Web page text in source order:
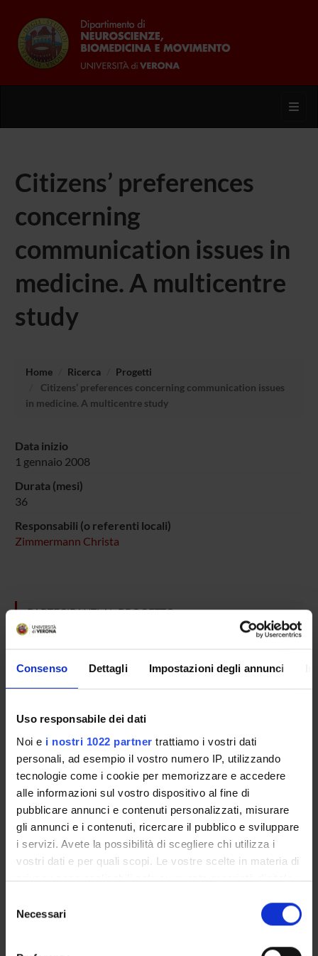
Consenso Dettagli Impostazioni degli annunci
Uso responsabile dei dati
Noi e i nostri 1022 partner trattiamo i vostri dati
personali, ad esempio il vostro numero IP, utilizzando
tecnologie come i cookie per memorizzare e accedere
alle informazioni sul vostro dispositivo al fine di
pubblicare annunci e contenuti personalizzati, misurare
gli annunci e i contenuti, ricercare il pubblico e sviluppare
i servizi. Avete la possibilità di scegliere chi utilizza i
vostri dati e per quali scopi. Le vostre scelte in materia di
privacy sono applicabili solo su questa proprietà digitale
modificare o revocare il proprio consenso in qualsiasi
momento dalla Dichiarazione sui cookie o facendo clic
delNecessari
Citizens’ preferences
concerning
communication issues in
medicine. A multicentre
study
Home Ricerca
Progetti
Citizens’ preferences concerning communication issues
in medicine. A multicentre study
Data inizio
1 gennaio 2008
Durata (mesi)
36
Responsabili (o referenti locali)
Zimmermann Christa
PARTECIPANTI AL PROGETTO
SEZIONI
Psichiatria
ATTIVITÀ
GRUPPI DI RICERCA
SEZIONI
DOTTORATI DI RICERCA
STRUTTURE